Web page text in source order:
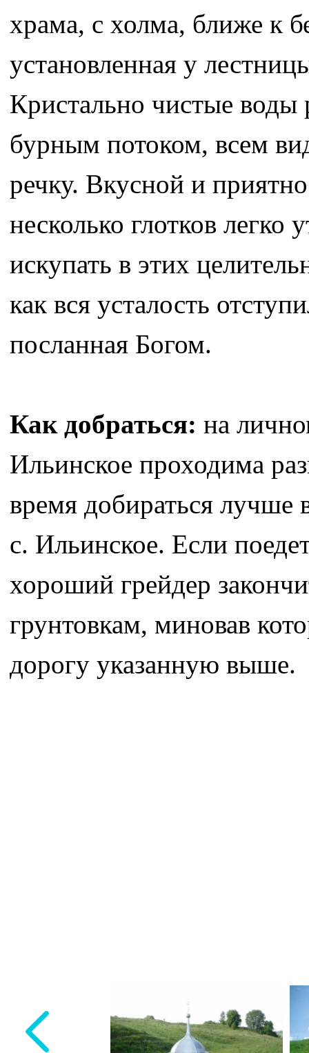
храма, с холма, ближе к
установленная у
Кристально чистые
бурным потоком, всем
речку. Вкусной и
несколько глотков
искупать в этих
как вся усталость
посланная Богом.
Как добраться: на
Ильинское проходима
время добираться лучше
с. Ильинское. Если
хороший грейдер
грунтовкам, миновав
дорогу указанную выше.